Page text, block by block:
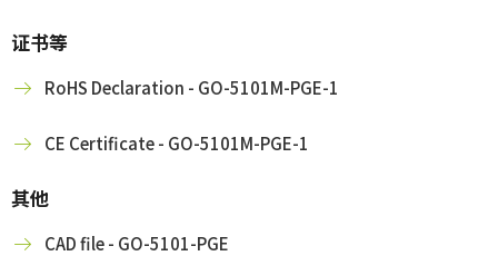
证书等
RoHS Declaration - GO-5101M-PGE-1
CE Certificate - GO-5101M-PGE-1
其他
CAD file - GO-5101-PGE